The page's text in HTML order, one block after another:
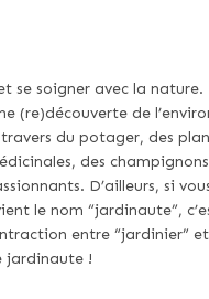
se soigner avec la nature.
(re)découverte de
du potager, des
des
D’ailleurs, si
le nom “jardinaute”,
entre “jardinier”
jardinaute !